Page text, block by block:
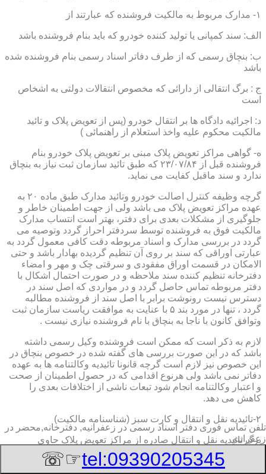
۱- مدارک مربوط به مالکیت فروشنده که عبارتند از
الف: سند کمپانی یا تولید کننده خودرو که باید بنام فروشنده باشد
ب: بنچاق رسمی که از طرف دفاتر اسناد رسمی بنام فروشنده شده
باشد
ج : برگ انتقالی از دارائی که مخصوص انتقالات دولتی به اشخاص
است
د: اجرائیه دادگاه ها بر انتقال خودرو (پس از تعویض پلاک و تائید
مالکیت محکوم علیه واخذ استعلام از راهنمائی )
ه- گواهی مراکز تعویض پلاک مبنی بر تعویض پلاک خودرو بنام
فروشنده قبل از ۲۳/۰۷/۸۴ که طبق تائید سازمان ثبت نیاز به بنچاق
ندارد و سند ماقبل کفایت می نماید.
گرچه وظیفه کنترل اصالت خودرو وتائید مدارک طبق ماده ۲۰ به
عهده مراکز تعویض پلاک می باشد ولی از جهت اطمینان خاطر و
جلوگیری از مشکلات بعدی برای دفتر، بهتر است انتساب مدارک
مالکیت فوق به فروشنده توسط سردفتر احراز گردد وتوصیه می
گردد در بررسی مدارک و اسناد مربوطه دقت کافی معمول گردد به
عبارتی اوراقی که سند بر روی آن تنظیم گردیده بهادار باشد و حتی
الامکان در قسمت اوراق مفقودی و سرقتی چک و مهر و امضاء
دفترخانه تنظیم کننده سند ملاحظه و در صورت احتمال اشکال با
دفتر مربوطه تماس حاصل گردد و در مواردی که اصل سند در
دسترس نیست رونوشت برابر با اصل سند از فروشنده مطالبه
گردد ، تنها در مورد بند ۵ با عنایت به موافقت ریاست سازمان ثبت
وتوافق کانون با ناجا به بنچاق با نام فروشنده نیازی نیست .
لازم به ذکر است که ممکن است فروشنده وکیل رسمی داشته
باشد که در این صورت بررسی های گفته شده در خصوص بنچاق در
این خصوص نیز لازم است گرچه قانونا تائیدیه وکالتنامه ها به عهده
دفاتر نمی باشد ولی هرنوع اقدامی که در حصول اطمینان از صحت
و اعتبار وکالتنامه انجام شود تبعات ناشی از اختلافات بعدی را
کاهش می دهد.
۲-تائیدیه نقل و انتقال و کارت سبز (شناسنامه مالکیت)
برگ تائیدیه نقل و انتقال صادره از مراکز تعویض پلاک حاوی
مشخصات کامل خودرو اعم از نوع ، سیستم ، مدل ، رنگ ، شماره
تلفن تماس فوری دفتر اسناد رسمی در زعفرانیه, دفترخانه,محضر در
زعفرانیه
tel:09390205345
☞☏